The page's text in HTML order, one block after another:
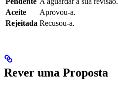
Aceite
Aprovou-a.
Rejeitada Recusou-a.
Rever uma Proposta